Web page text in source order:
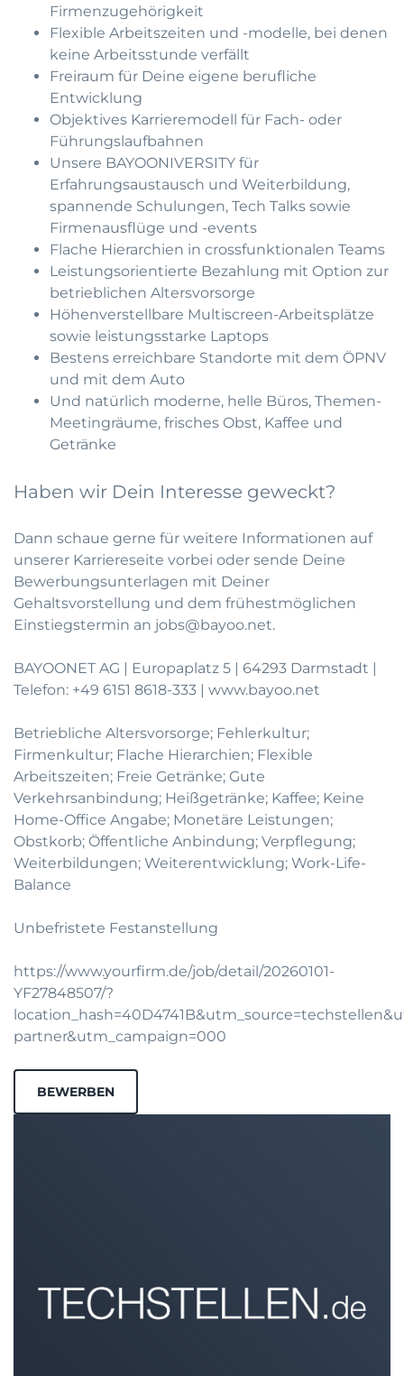
Firmenzugehörigkeit
Flexible Arbeitszeiten und -modelle, bei denen
keine Arbeitsstunde verfällt
Freiraum für Deine eigene berufliche
Entwicklung
Objektives Karrieremodell für Fach- oder
Führungslaufbahnen
Unsere BAYOONIVERSITY für
Erfahrungsaustausch und Weiterbildung,
spannende Schulungen, Tech Talks sowie
Firmenausflüge und -events
Flache Hierarchien in crossfunktionalen Teams
Leistungsorientierte Bezahlung mit Option zur
betrieblichen Altersvorsorge
Höhenverstellbare Multiscreen-Arbeitsplätze
sowie leistungsstarke Laptops
Bestens erreichbare Standorte mit dem ÖPNV
und mit dem Auto
Und natürlich moderne, helle Büros, Themen-
Meetingräume, frisches Obst, Kaffee und
Getränke
Haben wir Dein Interesse geweckt?
Dann schaue gerne für weitere Informationen auf
unserer Karriereseite vorbei oder sende Deine
Bewerbungsunterlagen mit Deiner
Gehaltsvorstellung und dem frühestmöglichen
Einstiegstermin an jobs@bayoo.net.
BAYOONET AG | Europaplatz 5 | 64293 Darmstadt |
Telefon: +49 6151 8618-333 | www.bayoo.net
Betriebliche Altersvorsorge; Fehlerkultur;
Firmenkultur; Flache Hierarchien; Flexible
Arbeitszeiten; Freie Getränke; Gute
Verkehrsanbindung; Heißgetränke; Kaffee; Keine
Home-Office Angabe; Monetäre Leistungen;
Obstkorb; Öffentliche Anbindung; Verpflegung;
Weiterbildungen; Weiterentwicklung; Work-Life-
Balance
Unbefristete Festanstellung
https://www.yourfirm.de/job/detail/20260101-
YF27848507/?
partner&utm_campaign=000
BEWERBEN